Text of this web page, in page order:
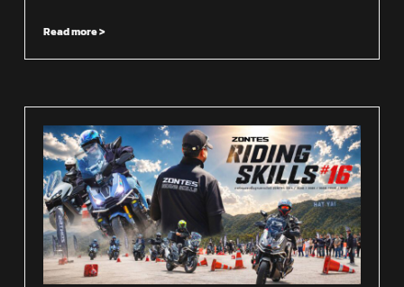
Read more >